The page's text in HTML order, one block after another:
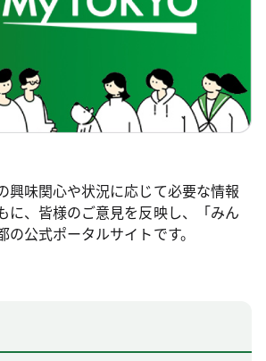
興味関心や状況に応じて必要な情報
に、皆様のご意見を反映し、「みん
公式ポータルサイトです。